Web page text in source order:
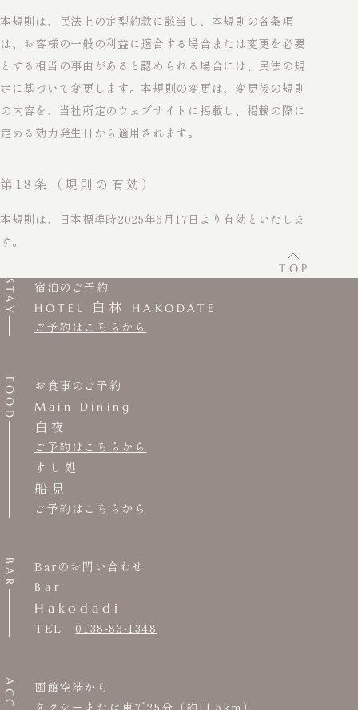
本規則は、民法上の定型約款に該当し、本規則の各条項
は、お客様の一般の利益に適合する場合または変更を必要
とする相当の事由があると認められる場合には、民法の規
定に基づいて変更します。本規則の変更は、変更後の規則
の内容を、当社所定のウェブサイトに掲載し、掲載の際に
定める効力発生日から適用されます。
第18条（規則の有効）
本規則は、日本標準時2025年6月17日より有効といたしま
す。
TOP
STAY 宿泊のご予約
HOTEL 白林 HAKODATE
ご予約はこちらから
FOOD お食事のご予約
Main Dining
白夜
ご予約はこちらから
すし処
船見
ご予約はこちらから
BAR Barのお問い合わせ
Bar
Hakodadi
TEL 0138-83-1348
函館空港から
タクシーまたは車で25分（約11.5km）